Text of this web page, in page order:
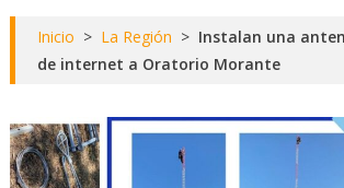
Inicio > La Región > Instalan una
de internet a Oratorio Morante